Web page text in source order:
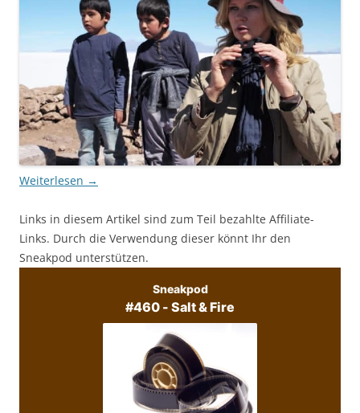
Weiterlesen →
Links in diesem Artikel sind zum Teil bezahlte Affiliate-
Links. Durch die Verwendung dieser könnt Ihr den
Sneakpod unterstützen.